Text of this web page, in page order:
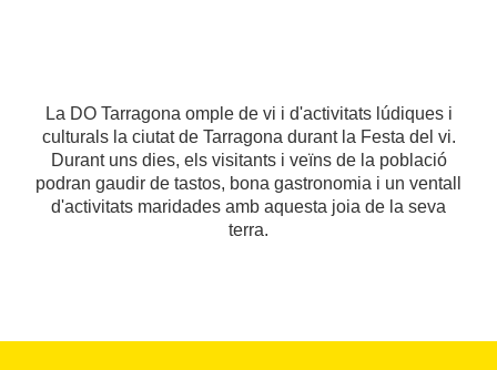
La DO Tarragona omple de vi i d'activitats lúdiques i
culturals la ciutat de Tarragona durant la Festa del vi.
Durant uns dies, els visitants i veïns de la població
podran gaudir de tastos, bona gastronomia i un ventall
d'activitats maridades amb aquesta joia de la seva
terra.